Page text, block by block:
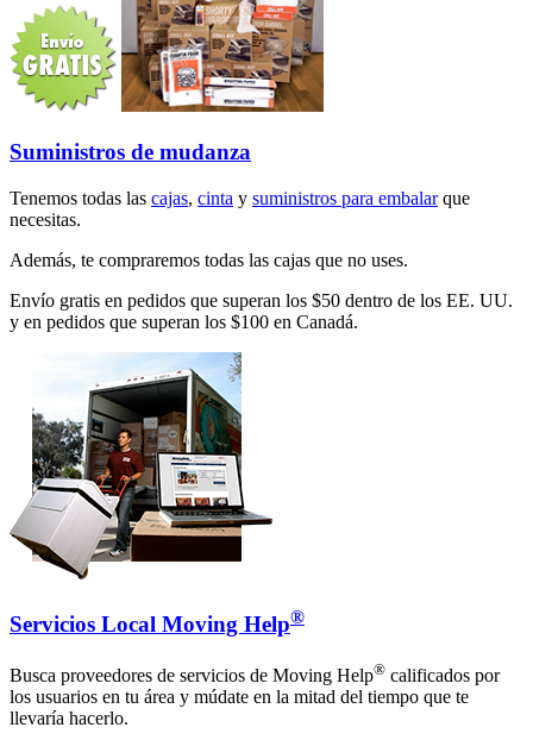
Suministros de mudanza
Tenemos todas las cajas, cinta y suministros para embalarque
necesitas.
Además, te compraremos todas las cajas que no uses.
Envío gratis en pedidos que superan los $50 dentro de los EE. UU.
y en pedidos que superan los $100 en Canadá.
Servicios Local Moving Help®
Busca proveedores de servicios de Moving Help® calificados por
los usuarios en tu área y múdate en la mitad del tiempo que te
llevaría hacerlo.